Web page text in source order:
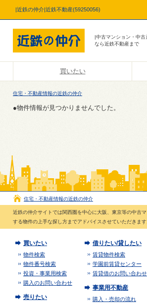
|近鉄の仲介|近鉄不動産(59250056)
|中古マンション・中
なら近鉄不動産まで
買いたい
住宅・不動産情報の近鉄の仲介
●物件情報が見つかりませんでした。
住宅・不動産情報の近鉄の仲介
近鉄の仲介サイトでは関西圏を中心に大阪、東京等の中古
する物件の上手な探し方までアドバイスさせていただきま
買いたい
物件検索
物件番号検索
投資・事業用検索
購入のお問い合わせ
売りたい
借りたい/貸したい
賃貸物件検索
学園前賃貸センター
賃貸借のお問い合わせ
事業用不動産
購入・売却の流れ